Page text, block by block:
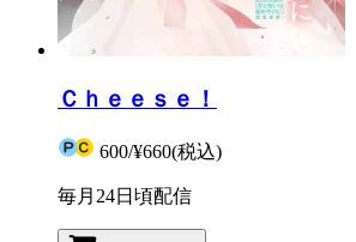
Ｃｈｅｅｓｅ！
600/¥660(税込)
毎月24日頃配信